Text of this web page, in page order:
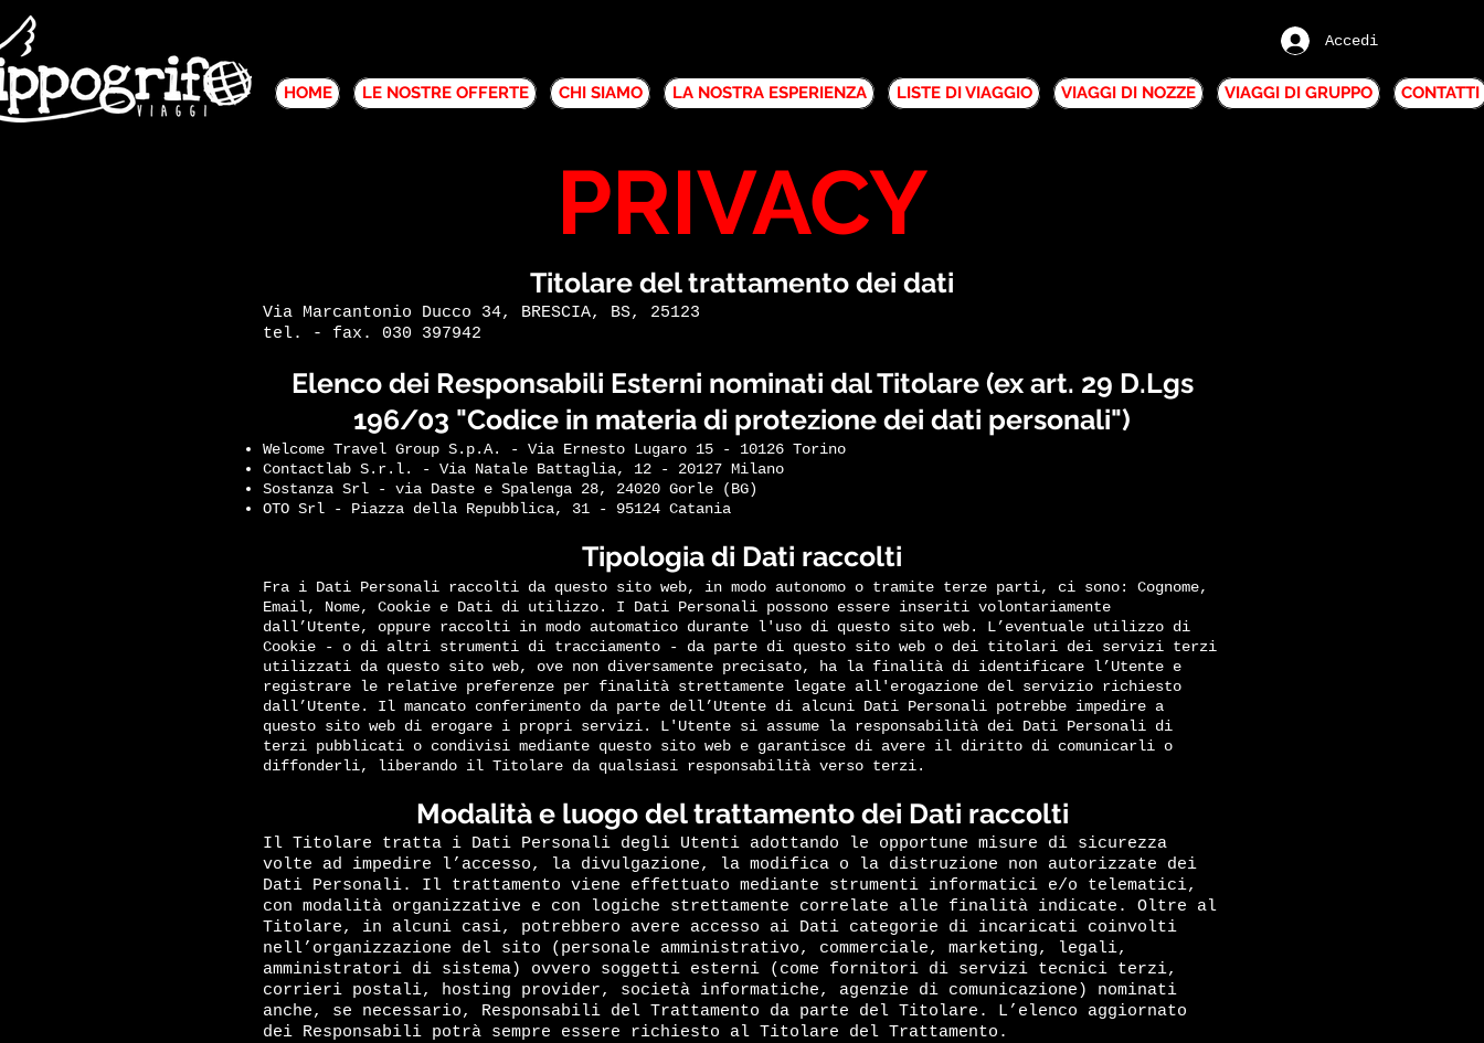
Accedi
HOME LE NOSTRE OFFERTE CHI SIAMO LA NOSTRA ESPERIENZA LISTE DI VIAGGIO VIAGGI DI NOZZE VIAGGI DI GRUPPO CONTATTI
PRIVACY
Titolare del trattamento dei dati
Via Marcantonio Ducco 34, BRESCIA, BS, 25123
tel. - fax. 030 397942
Elenco dei Responsabili Esterni nominati dal Titolare (ex art. 29 D.Lgs
196/03 "Codice in materia di protezione dei dati personali")
Welcome Travel Group S.p.A. - Via Ernesto Lugaro 15 - 10126 Torino
Contactlab S.r.l. - Via Natale Battaglia, 12 - 20127 Milano
Sostanza Srl - via Daste e Spalenga 28, 24020 Gorle (BG)
OTO Srl - Piazza della Repubblica, 31 - 95124 Catania
Tipologia di Dati raccolti
Fra i Dati Personali raccolti da questo sito web, in modo autonomo o tramite terze parti, ci sono: Cognome,
Email, Nome, Cookie e Dati di utilizzo. I Dati Personali possono essere inseriti volontariamente
dall’Utente, oppure raccolti in modo automatico durante l'uso di questo sito web. L’eventuale utilizzo di
Cookie - o di altri strumenti di tracciamento - da parte di questo sito web o dei titolari dei servizi terzi
utilizzati da questo sito web, ove non diversamente precisato, ha la finalità di identificare l’Utente e
registrare le relative preferenze per finalità strettamente legate all'erogazione del servizio richiesto
dall’Utente. Il mancato conferimento da parte dell’Utente di alcuni Dati Personali potrebbe impedire a
questo sito web di erogare i propri servizi. L'Utente si assume la responsabilità dei Dati Personali di
terzi pubblicati o condivisi mediante questo sito web e garantisce di avere il diritto di comunicarli o
diffonderli, liberando il Titolare da qualsiasi responsabilità verso terzi.
Modalità e luogo del trattamento dei Dati raccolti
Il Titolare tratta i Dati Personali degli Utenti adottando le opportune misure di sicurezza
volte ad impedire l’accesso, la divulgazione, la modifica o la distruzione non autorizzate dei
Dati Personali. Il trattamento viene effettuato mediante strumenti informatici e/o telematici,
con modalità organizzative e con logiche strettamente correlate alle finalità indicate. Oltre al
Titolare, in alcuni casi, potrebbero avere accesso ai Dati categorie di incaricati coinvolti
nell’organizzazione del sito (personale amministrativo, commerciale, marketing, legali,
amministratori di sistema) ovvero soggetti esterni (come fornitori di servizi tecnici terzi,
corrieri postali, hosting provider, società informatiche, agenzie di comunicazione) nominati
anche, se necessario, Responsabili del Trattamento da parte del Titolare. L’elenco aggiornato
dei Responsabili potrà sempre essere richiesto al Titolare del Trattamento.